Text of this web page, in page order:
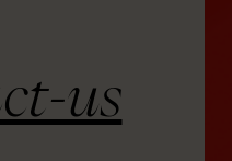
us